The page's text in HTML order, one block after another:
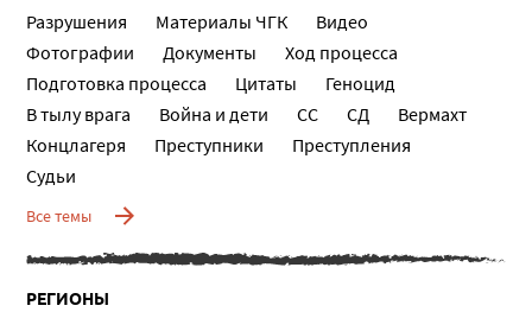
Разрушения Материалы ЧГК
Видео
Фотографии
Документы
Ход процесса
Подготовка процесса
Цитаты
Геноцид
В тылу врага
Война и дети СС СД
Вермахт
Концлагеря
Преступники
Преступления
Судьи
Все темы
РЕГИОНЫ